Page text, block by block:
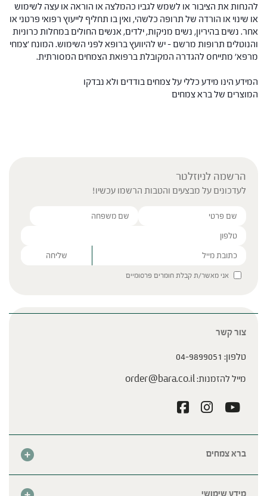
להנחות את הציבור או לשמש לגביו כהמלצה או הוראה או עצה לשימוש
או שינוי או הורדה של תרופה כלשהי, ואין בו תחליף לייעוץ רפואי פרטני או
אחר. נשים בהיריון, נשים מניקות, ילדים, אנשים החולים במחלות כרוניות
והנוטלים תרופות מרשם – יש להיוועץ ברופא לפני השימוש. המונח 'צמחי
מרפא' מתייחס להגדרה המקובלת ברפואת הצמחים המסורתית.
המידע הינו מידע כללי על צמחים בודדים ולא נבדקו
המוצרים של ברא צמחים
הרשמה לניוזלטר
לעדכונים על מבצעים והטבות הרשמו עכשיו!
Please leave this field empty.
אני מאשר/ת קבלת חומרים פרסומיים
ברא צמחים
מידע שימושי
צור קשר
טלפון: 04-9899051
מייל להזמנות:order@bara.co.il